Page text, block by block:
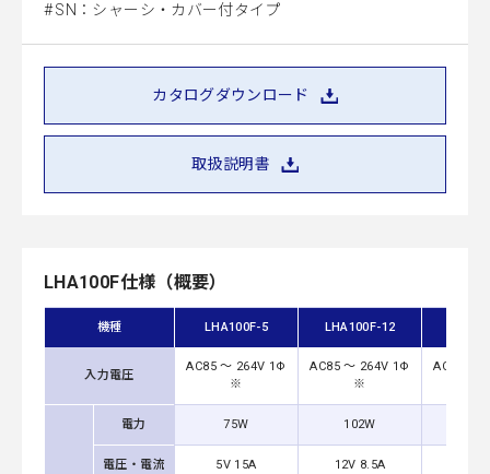
SN：シャーシ・カバー付タイプ
カタログダウンロード
取扱説明書
LHA100F仕様（概要）
機種 LHA100F-5 LHA100F-12
入力電圧
AC85 ～ 264V 1Φ
※
AC85 ～ 264V 1Φ
※
AC85 ～
電力 75W 102W
電圧・電流 5V 15A 12V 8.5A